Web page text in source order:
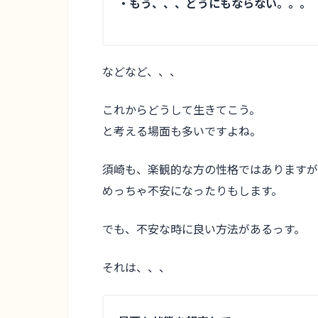
などなど、、、
これからどうして生きてこう。
と考える場面も多いですよね。
須崎も、楽観的な方の性格ではあります
めっちゃ不安になったりもします。
でも、不安な時に良い方法があるっす。
それは、、、